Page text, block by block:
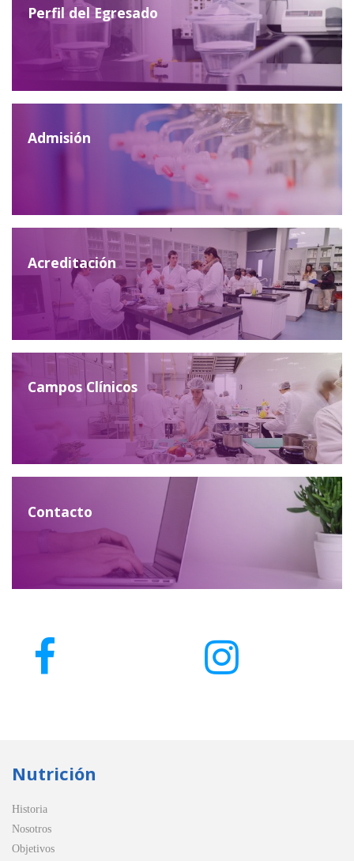
Perfil del Egresado
Admisión
Acreditación
Campos Clínicos
Contacto
Nutrición
Historia
Nosotros
Objetivos